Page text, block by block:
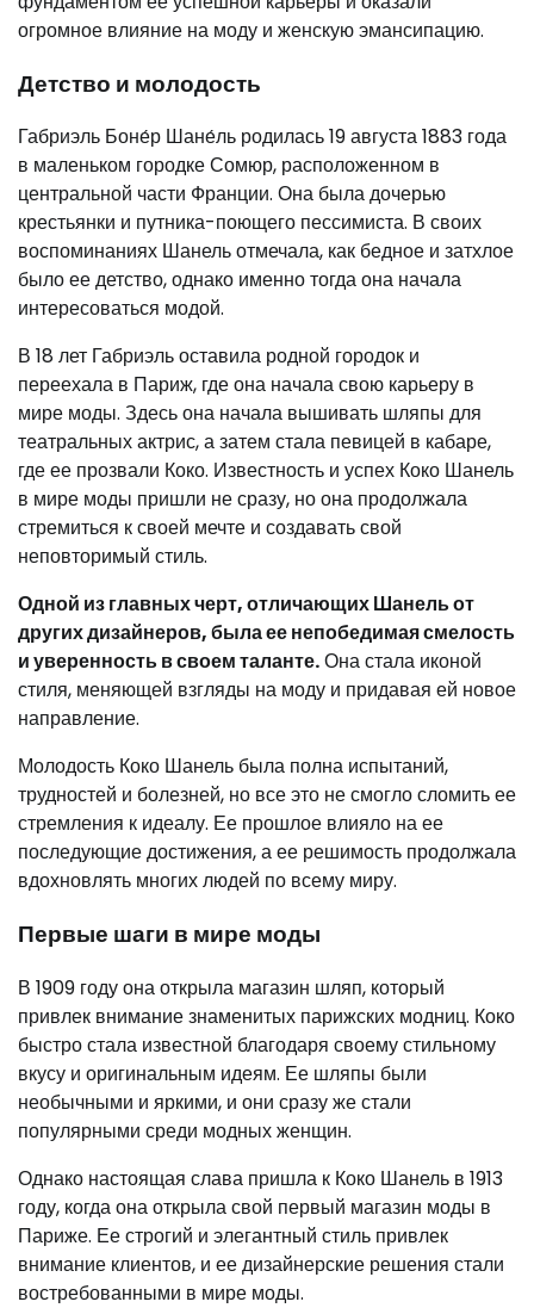
огромное влияние на моду и женскую эмансипацию.
Детство и молодость
Габриэль Боне́р Шане́ль родилась 19 августа 1883 года
в маленьком городке Сомюр, расположенном в
центральной части Франции. Она была дочерью
крестьянки и путника-поющего пессимиста. В своих
воспоминаниях Шанель отмечала, как бедное и затхлое
было ее детство, однако именно тогда она начала
интересоваться модой.
В 18 лет Габриэль оставила родной городок и
переехала в Париж, где она начала свою карьеру в
мире моды. Здесь она начала вышивать шляпы для
театральных актрис, а затем стала певицей в кабаре,
где ее прозвали Коко. Известность и успех Коко Шанель
в мире моды пришли не сразу, но она продолжала
стремиться к своей мечте и создавать свой
неповторимый стиль.
Одной из главных черт, отличающих Шанель от
других дизайнеров, была ее непобедимая смелость
и уверенность в своем таланте.Она стала иконой
стиля, меняющей взгляды на моду и придавая ей новое
направление.
Молодость Коко Шанель была полна испытаний,
трудностей и болезней, но все это не смогло сломить ее
стремления к идеалу. Ее прошлое влияло на ее
последующие достижения, а ее решимость продолжала
вдохновлять многих людей по всему миру.
Первые шаги в мире моды
В 1909 году она открыла магазин шляп, который
привлек внимание знаменитых парижских модниц. Коко
быстро стала известной благодаря своему стильному
вкусу и оригинальным идеям. Ее шляпы были
необычными и яркими, и они сразу же стали
популярными среди модных женщин.
Однако настоящая слава пришла к Коко Шанель в 1913
году, когда она открыла свой первый магазин моды в
Париже. Ее строгий и элегантный стиль привлек
внимание клиентов, и ее дизайнерские решения стали
востребованными в мире моды.